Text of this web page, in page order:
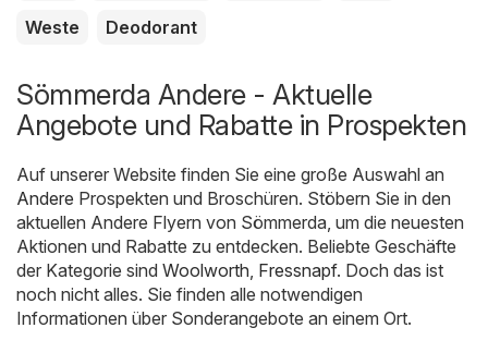
Weste
Deodorant
Sömmerda Andere - Aktuelle
Angebote und Rabatte in Prospekten
Auf unserer Website finden Sie eine große Auswahl an
Andere Prospekten und Broschüren. Stöbern Sie in den
aktuellen Andere Flyern von Sömmerda, um die neuesten
Aktionen und Rabatte zu entdecken. Beliebte Geschäfte
der Kategorie sind Woolworth Fressnapf. Doch das ist
noch nicht alles. Sie finden alle notwendigen
Informationen über Sonderangebote an einem Ort.